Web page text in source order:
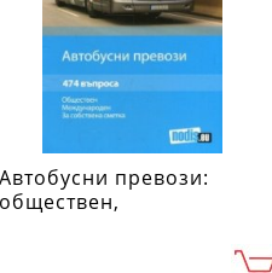
Автобусни превози:
обществен,